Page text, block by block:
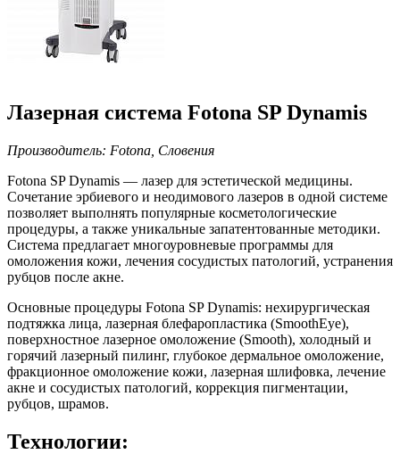
Лазерная система Fotona SP Dynamis
Производитель: Fotona, Словения
Fotona SP Dynamis — лазер для эстетической медицины.
Сочетание эрбиевого и неодимового лазеров в одной системе
позволяет выполнять популярные косметологические
процедуры, а также уникальные запатентованные методики.
Система предлагает многоуровневые программы для
омоложения кожи, лечения сосудистых патологий, устранения
рубцов после акне.
Основные процедуры Fotona SP Dynamis: нехирургическая
подтяжка лица, лазерная блефаропластика (SmoothEye),
поверхностное лазерное омоложение (Smooth), холодный и
горячий лазерный пилинг, глубокое дермальное омоложение,
фракционное омоложение кожи, лазерная шлифовка, лечение
акне и сосудистых патологий, коррекция пигментации,
рубцов, шрамов.
Технологии: